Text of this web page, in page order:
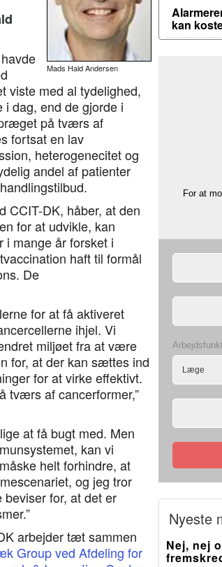
Mads Hald Andersen
viste med al tydelighed,
dag, end de gjorde i
på tværs af
fortsat en lav
heterogenecitet og
andel af patienter
CCIT-DK, håber, at den
for at udvikle, kan
mange år forsket i
haft til formål
De
for at få aktiveret
ihjel. Vi
miljøet fra at være
for, at der kan sættes ind
for at virke effektivt.
tværs af cancerformer,”
at få bugt med. Men
kan vi
helt forhindre, at
og jeg tror
for, at det er
arbejder tæt sammen
Group ved Afdeling for
kan
For at
Nyeste
Nej, nej